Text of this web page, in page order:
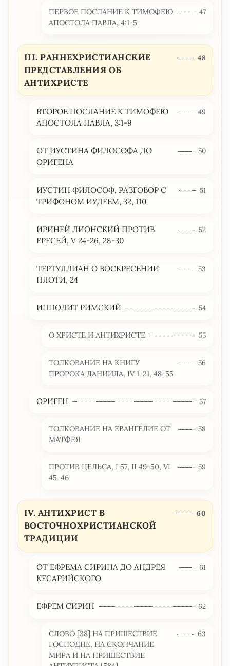
ПЕРВОЕ ПОСЛАНИЕ К ТИМОФЕЮ
АПОСТОЛА ПАВЛА, 4:1-5
47
III. РАННЕХРИСТИАНСКИЕ
ПРЕДСТАВЛЕНИЯ ОБ
АНТИХРИСТЕ
48
ВТОРОЕ ПОСЛАНИЕ К ТИМОФЕЮ
АПОСТОЛА ПАВЛА, 3:1-9
49
ОТ ИУСТИНА ФИЛОСОФА ДО
ОРИГЕНА
50
ИУСТИН ФИЛОСОФ. РАЗГОВОР С
ТРИФОНОМ ИУДЕЕМ, 32, 110
51
ИРИНЕЙ ЛИОНСКИЙ ПРОТИВ
ЕРЕСЕЙ, V 24-26, 28-30
52
ТЕРТУЛЛИАН О ВОСКРЕСЕНИИ
ПЛОТИ, 24
53
ИППОЛИТ РИМСКИЙ 54
О ХРИСТЕ И АНТИХРИСТЕ 55
ТОЛКОВАНИЕ НА КНИГУ
ПРОРОКА ДАНИИЛА, IV 1-21, 48-55
56
ОРИГЕН 57
ТОЛКОВАНИЕ НА ЕВАНГЕЛИЕ ОТ
МАТФЕЯ
58
ПРОТИВ ЦЕЛЬСА, I 57, II 49-50, VI
45-46
59
IV. АНТИХРИСТ В
ВОСТОЧНОХРИСТИАНСКОЙ
ТРАДИЦИИ
60
ОТ ЕФРЕМА СИРИНА ДО АНДРЕЯ
КЕСАРИЙСКОГО
61
ЕФРЕМ СИРИН 62
СЛОВО [38] НА ПРИШЕСТВИЕ
ГОСПОДНЕ, НА СКОНЧАНИЕ
МИРА И НА ПРИШЕСТВИЕ
63